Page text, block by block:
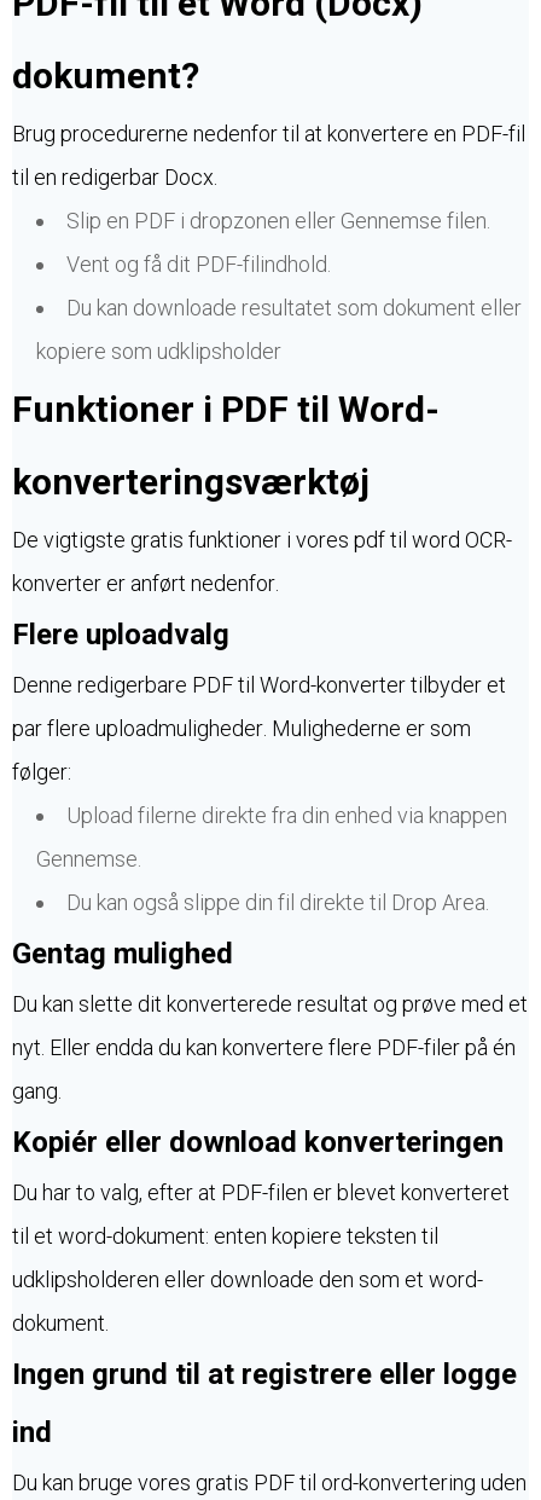
dokument?
Brug procedurerne nedenfor til at konvertere en PDF-fil
til en redigerbar Docx.
Slip en PDF i dropzonen eller Gennemse filen.
Vent og få dit PDF-filindhold.
Du kan downloade resultatet som dokument eller
kopiere som udklipsholder
Funktioner i PDF til Word-
konverteringsværktøj
De vigtigste gratis funktioner i vores pdf til word OCR-
konverter er anført nedenfor.
Flere uploadvalg
Denne redigerbare PDF til Word-konverter tilbyder et
par flere uploadmuligheder. Mulighederne er som
følger:
Upload filerne direkte fra din enhed via knappen
Gennemse.
Du kan også slippe din fil direkte til Drop Area.
Gentag mulighed
Du kan slette dit konverterede resultat og prøve med et
nyt. Eller endda du kan konvertere flere PDF-filer på én
gang.
Kopiér eller download konverteringen
Du har to valg, efter at PDF-filen er blevet konverteret
til et word-dokument: enten kopiere teksten til
udklipsholderen eller downloade den som et word-
dokument.
Ingen grund til at registrere eller logge
ind
Du kan bruge vores gratis PDF til ord-konvertering uden